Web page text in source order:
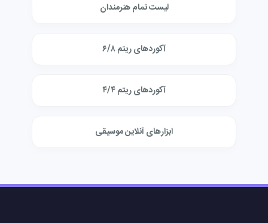
لیست تمام هنرمندان
آکوردهای ریتم ۶/۸
آکوردهای ریتم ۴/۴
ابزارهای آنلاین موسیقی